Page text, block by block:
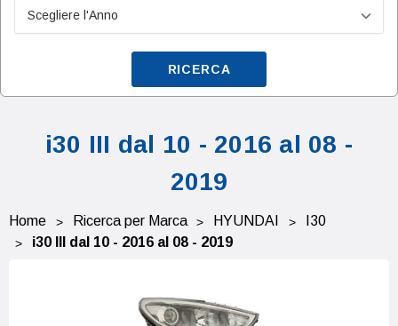
RICERCA
i30 III dal 10 - 2016 al 08 -
2019
Home Ricerca per Marca HYUNDAI
I30
i30 III dal 10 - 2016 al 08 - 2019